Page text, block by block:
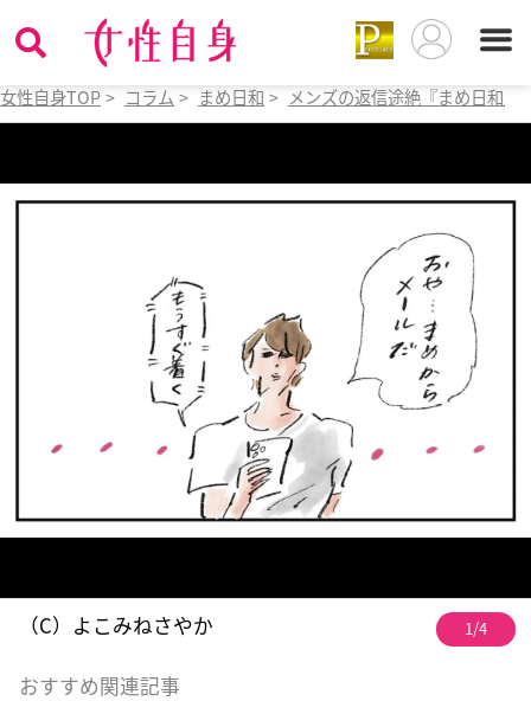
女性自身TOP > コラム > まめ日和 > メンズの返信途絶『まめ日和』
（C）よこみねさやか 1/4
おすすめ関連記事